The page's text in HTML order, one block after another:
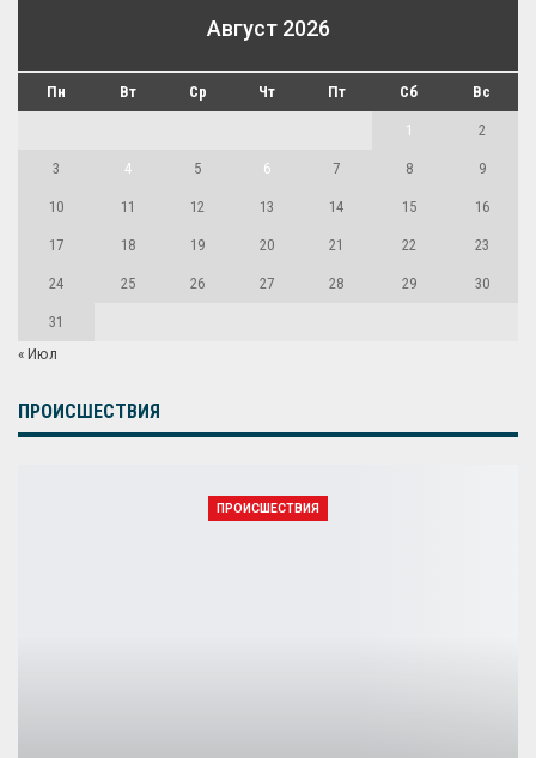
Август 2026
Пн Вт Ср Чт Пт Сб Вс
1 2
3 4 5 6 7 8 9
10 11 12 13 14 15 16
17 18 19 20 21 22 23
24 25 26 27 28 29 30
31
« Июл
ПРОИСШЕСТВИЯ
ПРОИСШЕСТВИЯ